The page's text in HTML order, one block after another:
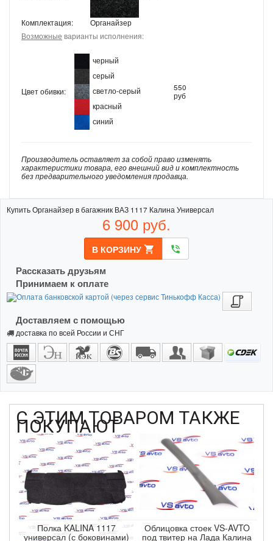
Комплектация:
Органайзер
Возможные варианты исполнения:
Цвет обивки:
черный
серый
светло-серый
красный
синий
550
руб
Производитель оставляет за собой право изменять
характеристики товара, его внешний вид и комплектность
без предварительного уведомления продавца.
Купить Органайзер в багажник ВАЗ 1117 Калина Универсал
6 900 руб.
В КОРЗИНУ shopping_cart phone_in_talk
Рассказать друзьям
Принимаем к оплате
Доставляем с помощью
доставка по всей России и СНГ
С ЭТИМ ТОВАРОМ ТАКЖЕ
ПОКУПАЮТ
Полка KALINA 1117
универсал (с боковинами)
Облицовка стоек VS-AVTO
под твитер на Лада Калина